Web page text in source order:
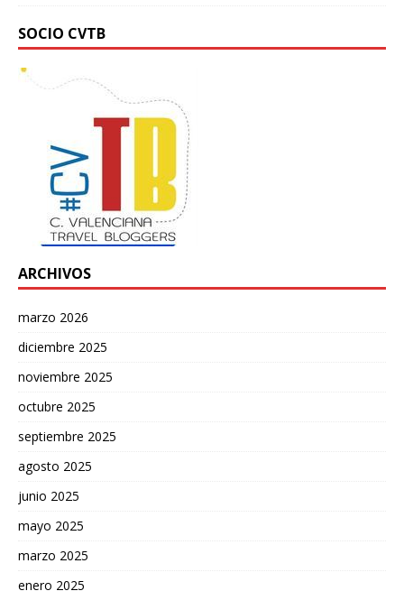
SOCIO CVTB
ARCHIVOS
marzo 2026
diciembre 2025
noviembre 2025
octubre 2025
septiembre 2025
agosto 2025
junio 2025
mayo 2025
marzo 2025
enero 2025